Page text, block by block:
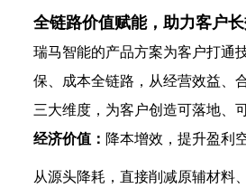
全链路价值赋能，助力客户
瑞马智能的产品方案为客户打通
保、成本全链路，从经营效益、
三大维度，为客户创造可落地、
经济价值： 降本增效，提升盈利
从源头降耗，直接削减原辅材料